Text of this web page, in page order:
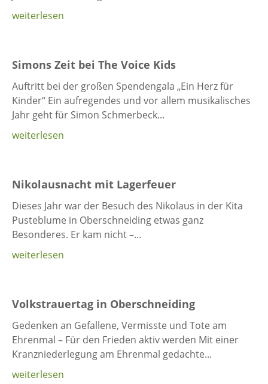
weiterlesen
Simons Zeit bei The Voice Kids
Auftritt bei der großen Spendengala „Ein Herz für
Kinder“ Ein aufregendes und vor allem musikalisches
Jahr geht für Simon Schmerbeck...
weiterlesen
Nikolausnacht mit Lagerfeuer
Dieses Jahr war der Besuch des Nikolaus in der Kita
Pusteblume in Oberschneiding etwas ganz
Besonderes. Er kam nicht –...
weiterlesen
Volkstrauertag in Oberschneiding
Gedenken an Gefallene, Vermisste und Tote am
Ehrenmal – Für den Frieden aktiv werden Mit einer
Kranzniederlegung am Ehrenmal gedachte...
weiterlesen